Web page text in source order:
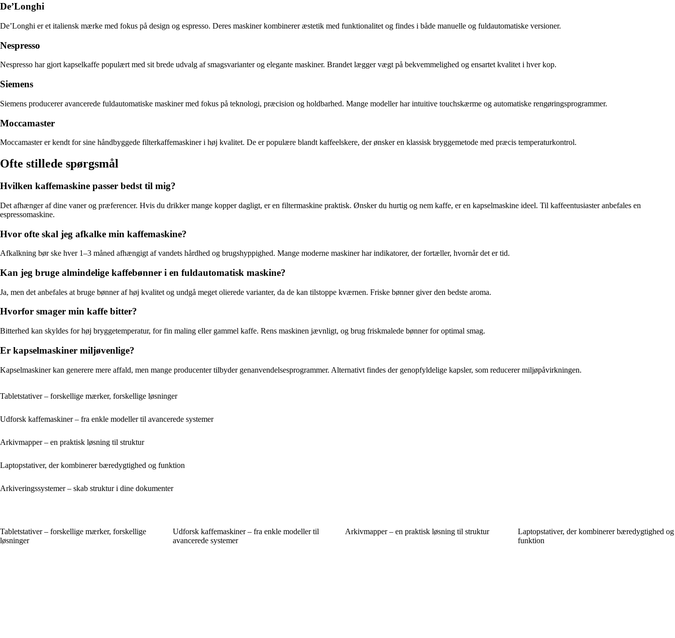
De’Longhi
De’Longhi er et italiensk mærke med fokus på design og espresso. Deres maskiner kombinerer æstetik med funktionalitet og findes i både manuelle og fuldautomatiske versioner.
Nespresso
Nespresso har gjort kapselkaffe populært med sit brede udvalg af smagsvarianter og elegante maskiner. Brandet lægger vægt på bekvemmelighed og ensartet kvalitet i hver kop.
Siemens
Siemens producerer avancerede fuldautomatiske maskiner med fokus på teknologi, præcision og holdbarhed. Mange modeller har intuitive touchskærme og automatiske rengøringsprogrammer.
Moccamaster
Moccamaster er kendt for sine håndbyggede filterkaffemaskiner i høj kvalitet. De er populære blandt kaffeelskere, der ønsker en klassisk bryggemetode med præcis temperaturkontrol.
Ofte stillede spørgsmål
Hvilken kaffemaskine passer bedst til mig?
Det afhænger af dine vaner og præferencer. Hvis du drikker mange kopper dagligt, er en filtermaskine praktisk. Ønsker du hurtig og nem kaffe, er en kapselmaskine ideel. Til kaffeentusiaster anbefales en
espressomaskine.
Hvor ofte skal jeg afkalke min kaffemaskine?
Afkalkning bør ske hver 1–3 måned afhængigt af vandets hårdhed og brugshyppighed. Mange moderne maskiner har indikatorer, der fortæller, hvornår det er tid.
Kan jeg bruge almindelige kaffebønner i en fuldautomatisk maskine?
Ja, men det anbefales at bruge bønner af høj kvalitet og undgå meget olierede varianter, da de kan tilstoppe kværnen. Friske bønner giver den bedste aroma.
Hvorfor smager min kaffe bitter?
Bitterhed kan skyldes for høj bryggetemperatur, for fin maling eller gammel kaffe. Rens maskinen jævnligt, og brug friskmalede bønner for optimal smag.
Er kapselmaskiner miljøvenlige?
Kapselmaskiner kan generere mere affald, men mange producenter tilbyder genanvendelsesprogrammer. Alternativt findes der genopfyldelige kapsler, som reducerer miljøpåvirkningen.
Tabletstativer – forskellige mærker, forskellige løsninger
Udforsk kaffemaskiner – fra enkle modeller til avancerede systemer
Arkivmapper – en praktisk løsning til struktur
Laptopstativer, der kombinerer bæredygtighed og funktion
Arkiveringssystemer – skab struktur i dine dokumenter
Tabletstativer – forskellige mærker, forskellige
løsninger
Udforsk kaffemaskiner – fra enkle modeller til
avancerede systemer
Arkivmapper – en praktisk løsning til struktur
Laptopstativer, der kombinerer bæredygtighed og
funktion